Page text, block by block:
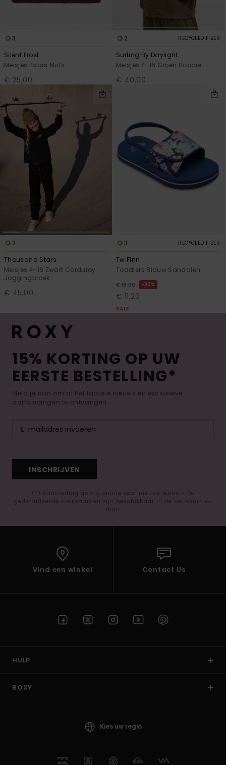
3
Silent Frost
Meisjes Paars Muts
€ 25,00
2 RECYCLED FIBER
Surfing By Daylight
Meisjes 4-16 Groen Hoodie
€ 40,00
2
Thousand Stars
Meisjes 4-16 Zwart Corduroy
Joggingbroek
€ 45,00
3 RECYCLED FIBER
Tw Finn
Toddlers Blauw Sandalen
€ 16,00 30%
€ 11,20
SALE
15% KORTING OP UW
EERSTE BESTELLING*
Meld je aan om al het laatste nieuws en exclusieve
aanbiedingen te ontvangen.
INSCHRIJVEN
(*) Aanbieding geldig online voor nieuwe leden - De
gedetailleerde voorwaarden zijn beschikbaar in de welkomst e-
mail
Vind een winkel Contact Us
HULP
ROXY
Kies uw regio